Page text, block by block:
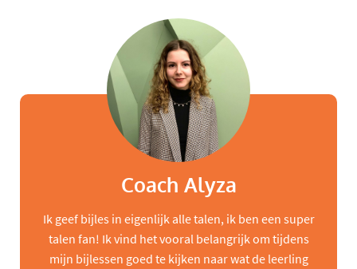
Coach Alyza
Ik geef bijles in eigenlijk alle talen, ik ben een super
talen fan! Ik vind het vooral belangrijk om tijdens
mijn bijlessen goed te kijken naar wat de leerling